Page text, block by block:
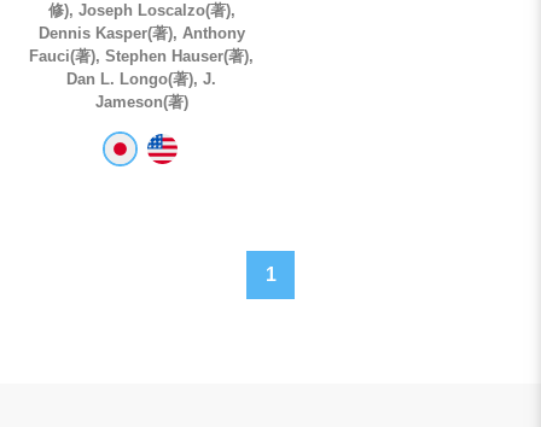
修), Joseph Loscalzo(著),
Dennis Kasper(著), Anthony
Fauci(著), Stephen Hauser(著),
Dan L. Longo(著), J.
Jameson(著)
1